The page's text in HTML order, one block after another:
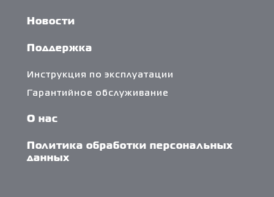
Новости
Поддержка
Инструкция по эксплуатации
Гарантийное обслуживание
О нас
Политика обработки персональных
данных